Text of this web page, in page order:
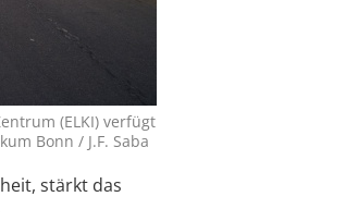
(ELKI) verfügt
Bonn / J.F. Saba
stärkt das